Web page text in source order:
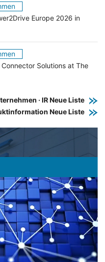
Europe 2026 in
Solutions at The
· IR Neue Liste
Neue Liste